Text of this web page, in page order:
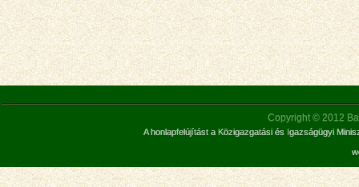
Copyright © 2012
A honlapfelújítást a Közigazgatási és Igazságügyi